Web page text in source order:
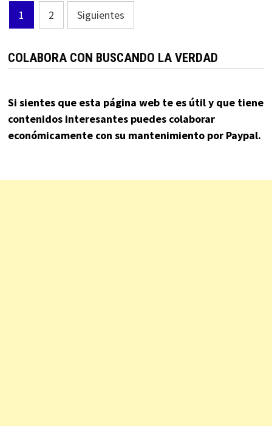
Paginación
de
entradas
1 2 Siguientes
COLABORA CON BUSCANDO LA VERDAD
Si sientes que esta página web te es útil y que tiene
contenidos interesantes puedes colaborar
económicamente con su mantenimiento por Paypal.